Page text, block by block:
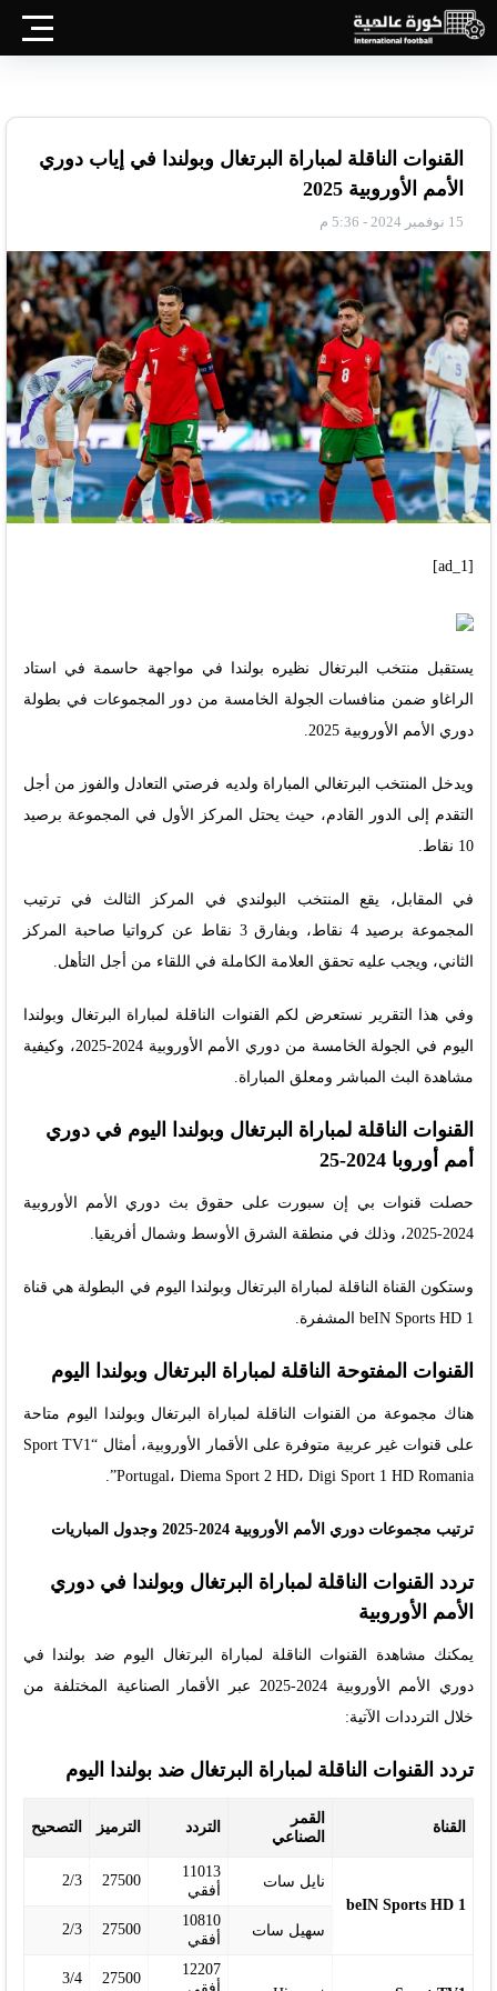
القنوات الناقلة لمباراة البرتغال وبولندا في إياب دوري
الأمم الأوروبية 2025
15 نوفمبر 2024 - 5:36 م
[ad_1]
يستقبل منتخب البرتغال نظيره بولندا في مواجهة حاسمة في استاد
الراغاو ضمن منافسات الجولة الخامسة من دور المجموعات في بطولة
دوري الأمم الأوروبية 2025.
ويدخل المنتخب البرتغالي المباراة ولديه فرصتي التعادل والفوز من أجل
التقدم إلى الدور القادم، حيث يحتل المركز الأول في المجموعة برصيد
10 نقاط.
في المقابل، يقع المنتخب البولندي في المركز الثالث في ترتيب
المجموعة برصيد 4 نقاط، وبفارق 3 نقاط عن كرواتيا صاحبة المركز
الثاني، ويجب عليه تحقق العلامة الكاملة في اللقاء من أجل التأهل.
وفي هذا التقرير نستعرض لكم القنوات الناقلة لمباراة البرتغال وبولندا
اليوم في الجولة الخامسة من دوري الأمم الأوروبية 2024-2025، وكيفية
مشاهدة البث المباشر ومعلق المباراة.
القنوات الناقلة لمباراة البرتغال وبولندا اليوم في دوري
أمم أوروبا 2024-25
حصلت قنوات بي إن سبورت على حقوق بث دوري الأمم الأوروبية
2024-2025، وذلك في منطقة الشرق الأوسط وشمال أفريقيا.
وستكون القناة الناقلة لمباراة البرتغال وبولندا اليوم في البطولة هي قناة
beIN Sports HD 1 المشفرة.
القنوات المفتوحة الناقلة لمباراة البرتغال وبولندا اليوم
هناك مجموعة من القنوات الناقلة لمباراة البرتغال وبولندا اليوم متاحة
على قنوات غير عربية متوفرة على الأقمار الأوروبية، أمثال “Sport TV1
Portugal، Diema Sport 2 HD، Digi Sport 1 HD Romania”.
ترتيب مجموعات دوري الأمم الأوروبية 2024-2025 وجدول المباريات
تردد القنوات الناقلة لمباراة البرتغال وبولندا في دوري
الأمم الأوروبية
يمكنك مشاهدة القنوات الناقلة لمباراة البرتغال اليوم ضد بولندا في
دوري الأمم الأوروبية 2024-2025 عبر الأقمار الصناعية المختلفة من
خلال الترددات الآتية:
تردد القنوات الناقلة لمباراة البرتغال ضد بولندا اليوم
القناة
القمر
الصناعي
التردد الترميز التصحيح
beIN Sports HD 1
نايل سات
11013
أفقي
27500
2/3
سهيل سات
10810
أفقي
27500
2/3
12207
27500
3/4